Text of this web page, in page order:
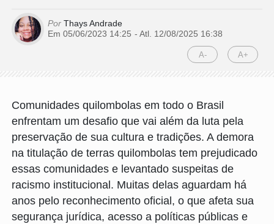
Por Thays Andrade
Em 05/06/2023 14:25 - Atl. 12/08/2025 16:38
A- A+
Comunidades quilombolas em todo o Brasil
enfrentam um desafio que vai além da luta pela
preservação de sua cultura e tradições. A demora
na titulação de terras quilombolas tem prejudicado
essas comunidades e levantado suspeitas de
racismo institucional. Muitas delas aguardam há
anos pelo reconhecimento oficial, o que afeta sua
segurança jurídica, acesso a políticas públicas e